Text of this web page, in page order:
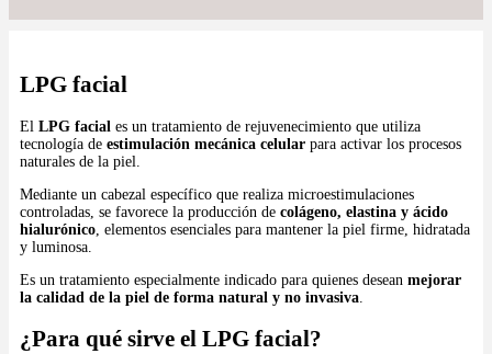
LPG facial
El LPG facial es un tratamiento de rejuvenecimiento que utiliza
tecnología de estimulación mecánica celular para activar los procesos
naturales de la piel.
Mediante un cabezal específico que realiza microestimulaciones
controladas, se favorece la producción de colágeno, elastina y ácido
hialurónico , elementos esenciales para mantener la piel firme, hidratada
y luminosa.
Es un tratamiento especialmente indicado para quienes desean mejorar
la calidad de la piel de forma natural y no invasiva
¿Para qué sirve el LPG facial?